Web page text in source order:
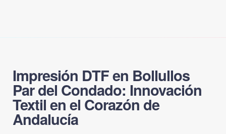
Impresión DTF en Bollullos
Par del Condado: Innovación
Textil en el Corazón de
Andalucía